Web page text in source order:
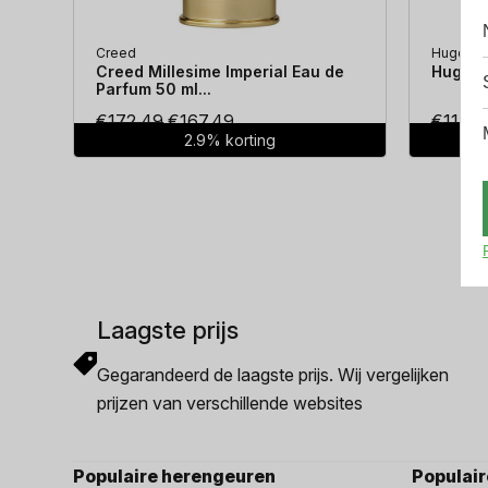
Creed
Creed Millesime Imperial Eau de
Parfum 50 ml...
€172.49Oorspronkelijke
prijs
€167.49Huidige
prijs
2.9% korting
Hugo
Hugo
€114.38
Laagste prijs
Gegarandeerd de laagste prijs. Wij vergelijken
prijzen van verschillende websites
Populaire herengeuren